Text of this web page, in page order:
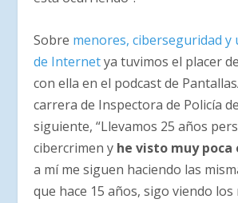
Sobre menores, ciberseguridad y
de Internetya tuvimos el placer
con ella en el podcast de
carrera de Inspectora de Policía
siguiente, “Llevamos 25 años
cibercrimen y he visto muy poca
a mí me siguen haciendo las
que hace 15 años, sigo viendo los